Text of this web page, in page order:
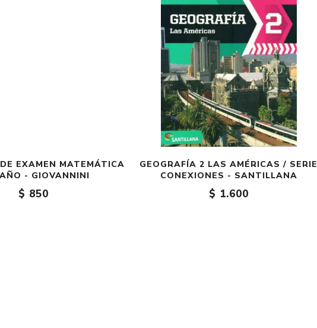
EXAMEN MATEMÁTICA
- GIOVANNINI
$ 850
GEOGRAFÍA 2 LAS AMÉRICAS / SERIE
CONEXIONES - SANTILLANA
$ 1.600